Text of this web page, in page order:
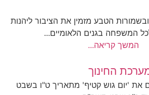
הטבע מזמין את הציבור ליהנות
המשפחה בגנים הלאומיים...
המשך קריאה...
החינוך
את 'יום גוש קטיף' מתאריך ט"ו בשבט